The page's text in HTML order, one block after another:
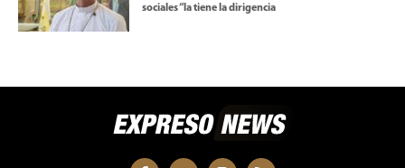
sociales “la tiene la dirigencia